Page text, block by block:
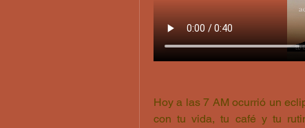
Hoy a las 7 AM ocurrió un
con tu vida, tu café y tu